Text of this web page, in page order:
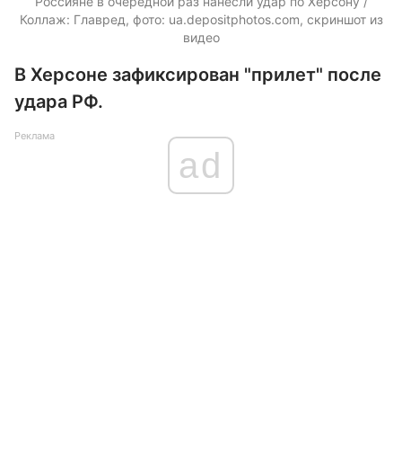
Коллаж: Главред, фото: ua.depositphotos.com, скриншот из
видео
В Херсоне зафиксирован "прилет" после
удара РФ.
Реклама
ad